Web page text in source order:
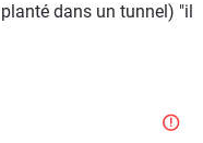
Mans moto, où la,
que la région à voulu
plus les voitures
dans un tunnel) "il